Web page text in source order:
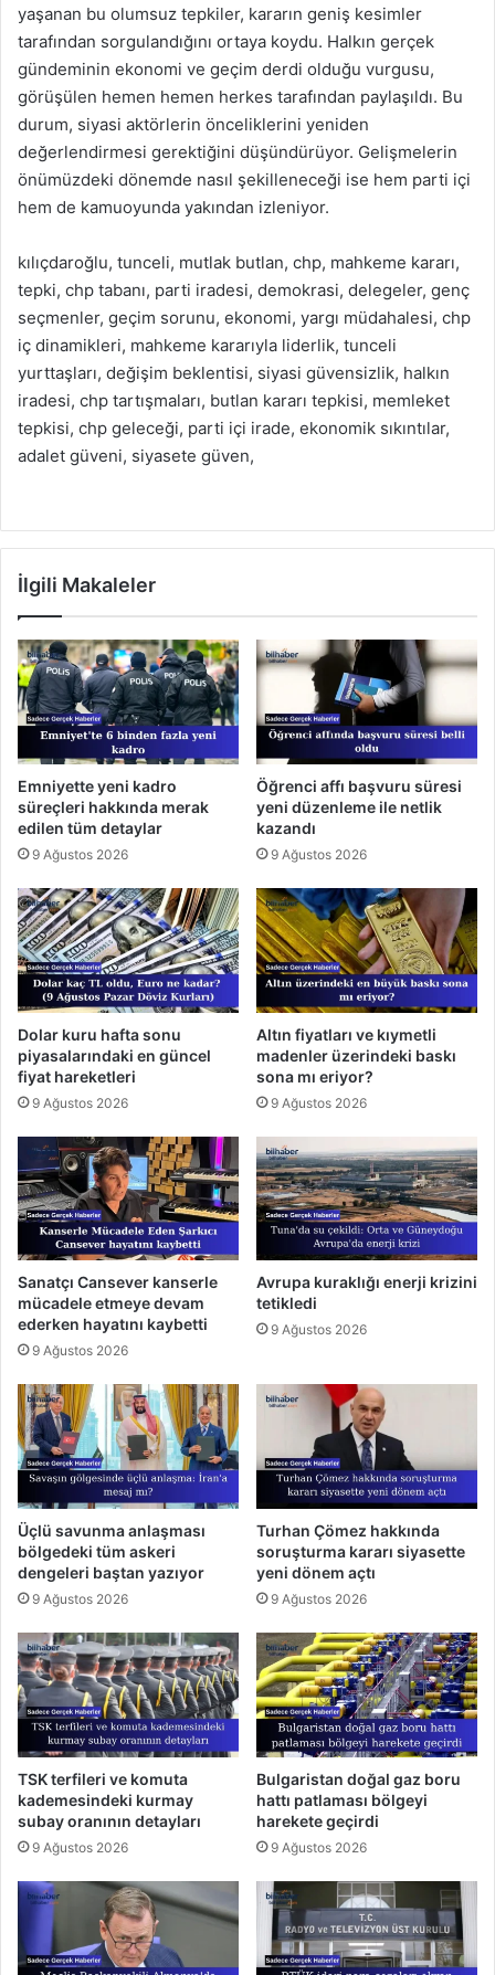
yaşanan bu olumsuz tepkiler, kararın geniş kesimler
tarafından sorgulandığını ortaya koydu. Halkın gerçek
gündeminin ekonomi ve geçim derdi olduğu vurgusu,
görüşülen hemen hemen herkes tarafından paylaşıldı. Bu
durum, siyasi aktörlerin önceliklerini yeniden
değerlendirmesi gerektiğini düşündürüyor. Gelişmelerin
önümüzdeki dönemde nasıl şekilleneceği ise hem parti içi
hem de kamuoyunda yakından izleniyor.
kılıçdaroğlu, tunceli, mutlak butlan, chp, mahkeme kararı,
tepki, chp tabanı, parti iradesi, demokrasi, delegeler, genç
seçmenler, geçim sorunu, ekonomi, yargı müdahalesi, chp
iç dinamikleri, mahkeme kararıyla liderlik, tunceli
yurttaşları, değişim beklentisi, siyasi güvensizlik, halkın
iradesi, chp tartışmaları, butlan kararı tepkisi, memleket
tepkisi, chp geleceği, parti içi irade, ekonomik sıkıntılar,
adalet güveni, siyasete güven,
İlgili Makaleler
Emniyette yeni kadro
süreçleri hakkında merak
edilen tüm detaylar
9 Ağustos 2026
Öğrenci affı başvuru süresi
yeni düzenleme ile netlik
kazandı
9 Ağustos 2026
Dolar kuru hafta sonu
piyasalarındaki en güncel
fiyat hareketleri
9 Ağustos 2026
Altın fiyatları ve kıymetli
madenler üzerindeki baskı
sona mı eriyor?
9 Ağustos 2026
Sanatçı Cansever kanserle
mücadele etmeye devam
ederken hayatını kaybetti
9 Ağustos 2026
Avrupa kuraklığı enerji krizini
tetikledi
9 Ağustos 2026
Üçlü savunma anlaşması
bölgedeki tüm askeri
dengeleri baştan yazıyor
9 Ağustos 2026
Turhan Çömez hakkında
soruşturma kararı siyasette
yeni dönem açtı
9 Ağustos 2026
TSK terfileri ve komuta
kademesindeki kurmay
subay oranının detayları
9 Ağustos 2026
Bulgaristan doğal gaz boru
hattı patlaması bölgeyi
harekete geçirdi
9 Ağustos 2026